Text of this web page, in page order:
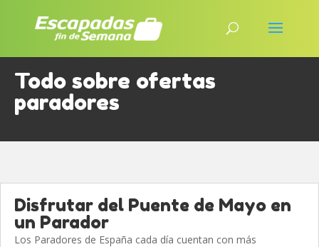
Todo sobre ofertas
paradores
Disfrutar del Puente de Mayo en
un Parador
Los Paradores de España cada día cuentan con más